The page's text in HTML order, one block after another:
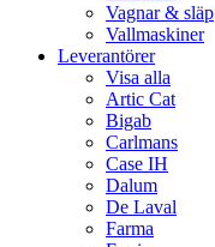
Vagnar & släp
Vallmaskiner
Leverantörer
Visa alla
Artic Cat
Bigab
Carlmans
Case IH
Dalum
De Laval
Farma